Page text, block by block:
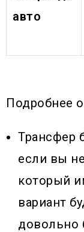
авто
Подробнее
Трансфер
если вы
который
вариант
довольно